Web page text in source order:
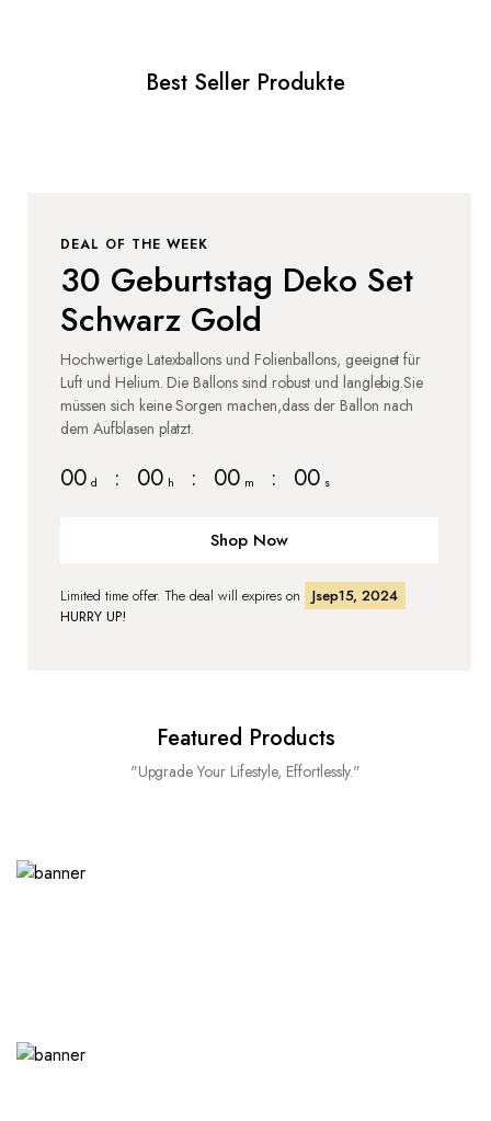
Best Seller Produkte
DEAL OF THE WEEK
30 Geburtstag Deko Set
Schwarz Gold
Hochwertige Latexballons und Folienballons, geeignet für
Luft und Helium. Die Ballons sind robust und langlebig.Sie
müssen sich keine Sorgen machen,dass der Ballon nach
dem Aufblasen platzt.
00 d : 00 h : 00 m : 00 s
Shop Now
Limited time offer. The deal will expires on
Jsep15, 2024
HURRY UP!
Featured Products
"Upgrade Your Lifestyle, Effortlessly."